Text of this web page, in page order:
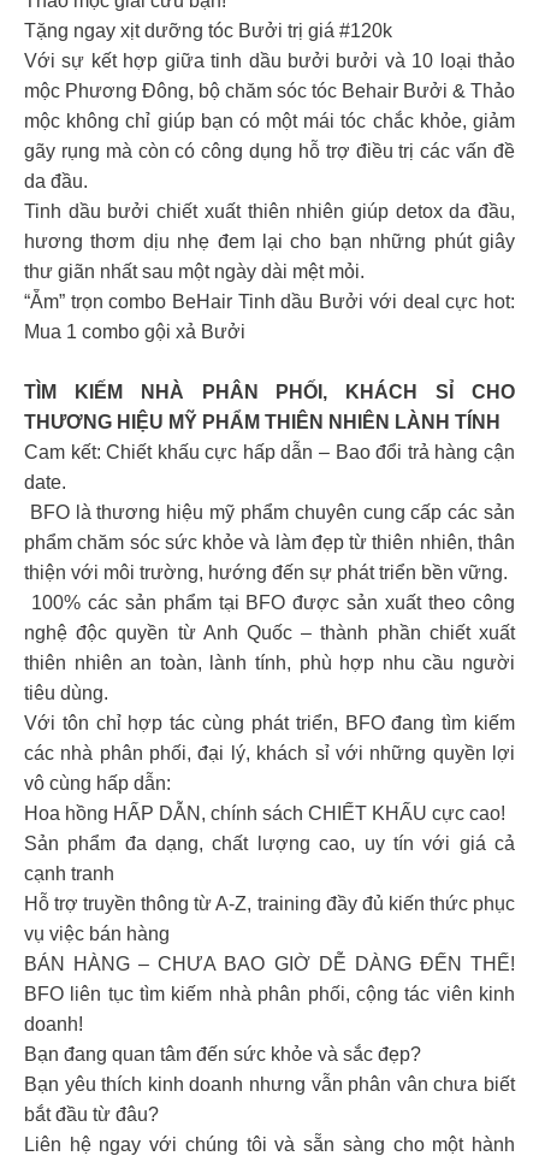
Tặng ngay xịt dưỡng tóc Bưởi trị giá #120k
Với sự kết hợp giữa tinh dầu bưởi bưởi và 10 loại thảo
mộc Phương Đông, bộ chăm sóc tóc Behair Bưởi & Thảo
mộc không chỉ giúp bạn có một mái tóc chắc khỏe, giảm
gãy rụng mà còn có công dụng hỗ trợ điều trị các vấn đề
da đầu.
Tinh dầu bưởi chiết xuất thiên nhiên giúp detox da đầu,
hương thơm dịu nhẹ đem lại cho bạn những phút giây
thư giãn nhất sau một ngày dài mệt mỏi.
“Ẵm” trọn combo BeHair Tinh dầu Bưởi với deal cực hot:
Mua 1 combo gội xả Bưởi
TÌM KIẾM NHÀ PHÂN PHỐI, KHÁCH SỈ CHO
THƯƠNG HIỆU MỸ PHẨM THIÊN NHIÊN LÀNH TÍNH
Cam kết: Chiết khấu cực hấp dẫn – Bao đổi trả hàng cận
date.
️ BFO là thương hiệu mỹ phẩm chuyên cung cấp các sản
phẩm chăm sóc sức khỏe và làm đẹp từ thiên nhiên, thân
thiện với môi trường, hướng đến sự phát triển bền vững.
️ 100% các sản phẩm tại BFO được sản xuất theo công
nghệ độc quyền từ Anh Quốc – thành phần chiết xuất
thiên nhiên an toàn, lành tính, phù hợp nhu cầu người
tiêu dùng.
Với tôn chỉ hợp tác cùng phát triển, BFO đang tìm kiếm
các nhà phân phối, đại lý, khách sỉ với những quyền lợi
vô cùng hấp dẫn:
Hoa hồng HẤP DẪN, chính sách CHIẾT KHẤU cực cao!
Sản phẩm đa dạng, chất lượng cao, uy tín với giá cả
cạnh tranh
Hỗ trợ truyền thông từ A-Z, training đầy đủ kiến thức phục
vụ việc bán hàng
BÁN HÀNG – CHƯA BAO GIỜ DỄ DÀNG ĐẾN THẾ!
BFO liên tục tìm kiếm nhà phân phối, cộng tác viên kinh
doanh!
Bạn đang quan tâm đến sức khỏe và sắc đẹp?
Bạn yêu thích kinh doanh nhưng vẫn phân vân chưa biết
bắt đầu từ đâu?
Liên hệ ngay với chúng tôi và sẵn sàng cho một hành